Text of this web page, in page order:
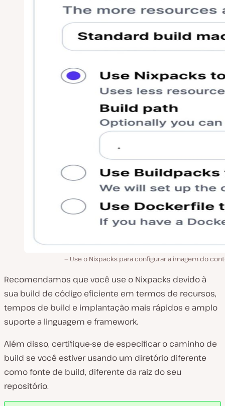
Use o Nixpacks para configurar a imagem do
Recomendamos que você use o Nixpacks devido à
sua build de código eficiente em termos de recursos,
tempos de build e implantação mais rápidos e amplo
suporte a linguagem e framework.
Além disso, certifique-se de especificar o caminho de
build se você estiver usando um diretório diferente
como fonte de build, diferente da raiz do seu
repositório.